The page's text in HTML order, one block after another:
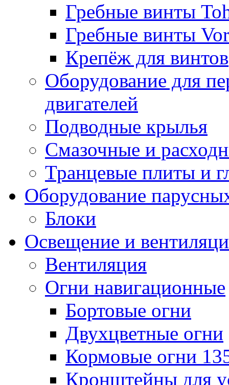
Гребные винты
Гребные винты
Крепёж для винтов
Оборудование для
двигателей
Подводные крылья
Смазочные и
Транцевые плиты и
Оборудование
Блоки
Освещение и
Вентиляция
Огни навигационные
Бортовые огни
Двухцветные огни
Кормовые огни
Кронштейны для